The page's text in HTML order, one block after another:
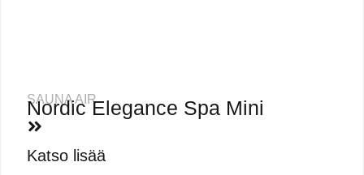
SAUNA AIR
Nordic Elegance Spa Mini
Katso lisää